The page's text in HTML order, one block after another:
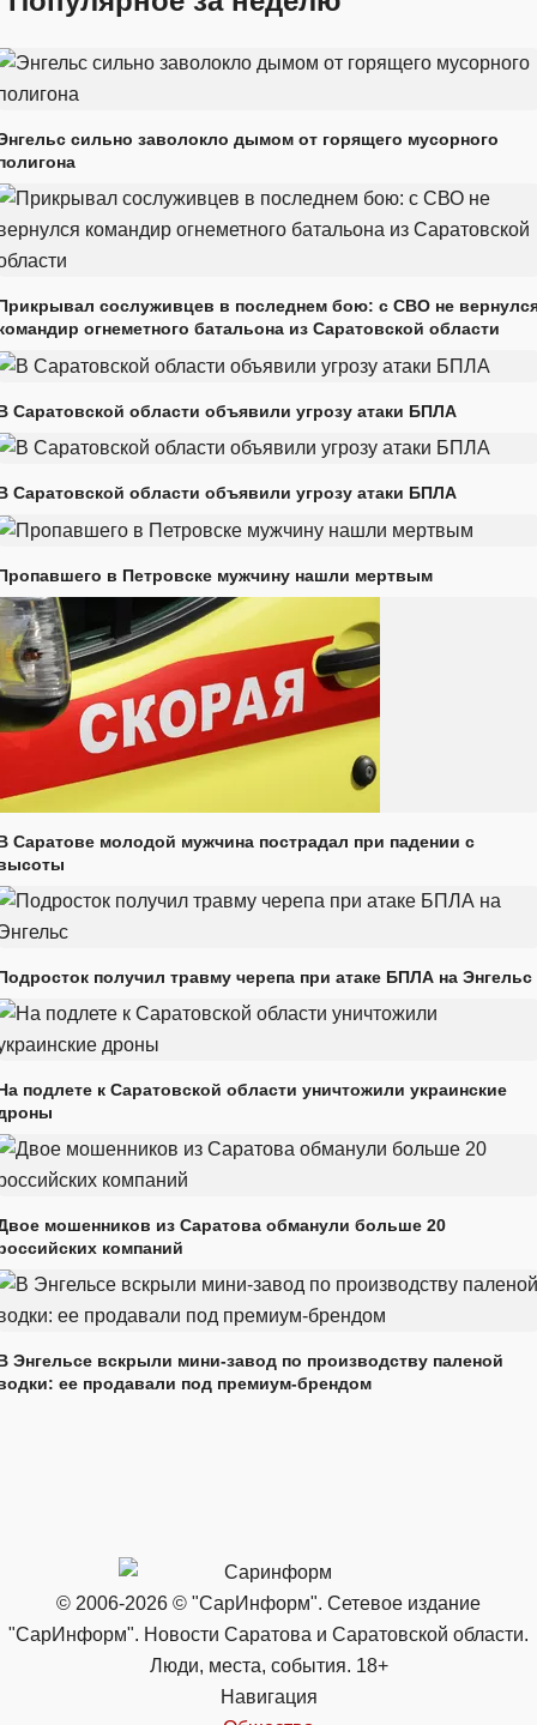
сильно заволокло дымом от горящего мусорного
сослуживцев в последнем бою: с СВО не
огнеметного батальона из Саратовской области
Саратовской области объявили угрозу атаки БПЛА
Саратовской области объявили угрозу атаки БПЛА
в Петровске мужчину нашли мертвым
Саратове молодой мужчина пострадал при падении с
получил травму черепа при атаке БПЛА на Энгельс
подлете к Саратовской области уничтожили украинские
мошенников из Саратова обманули больше 20
компаний
Энгельсе вскрыли мини-завод по производству паленой
ее продавали под премиум-брендом
© 2006-2026 © "СарИнформ". Сетевое издание
"СарИнформ". Новости Саратова и Саратовской области.
Люди, места, события. 18+
Навигация